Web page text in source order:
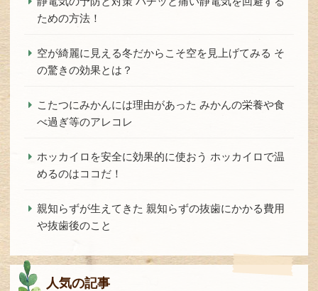
ための方法！
空が綺麗に見える冬だからこそ空を見上げてみる そ
の驚きの効果とは？
こたつにみかんには理由があった みかんの栄養や食
べ過ぎ等のアレコレ
ホッカイロを安全に効果的に使おう ホッカイロで温
めるのはココだ！
親知らずが生えてきた 親知らずの抜歯にかかる費用
や抜歯後のこと
人気の記事